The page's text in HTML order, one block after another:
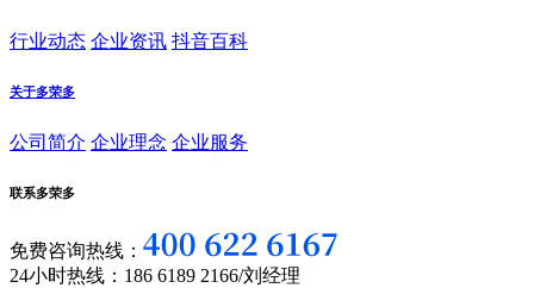
行业动态 企业资讯 抖音百科
关于多荣多
公司简介 企业理念 企业服务
联系多荣多
免费咨询热线：
24小时热线：186 6189 2166/刘经理